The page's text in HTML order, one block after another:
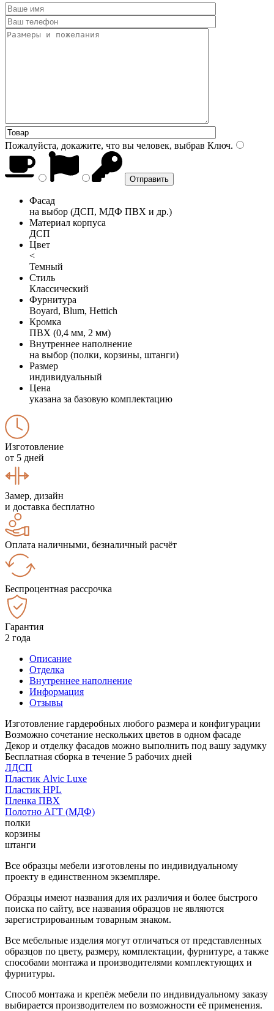
Пожалуйста, докажите, что вы человек, выбрав Ключ.
Фасад
на выбор (ДСП, МДФ ПВХ и др.)
Материал корпуса
ДСП
Цвет
<
Темный
Стиль
Классический
Фурнитура
Boyard, Blum, Hettich
Кромка
ПВХ (0,4 мм, 2 мм)
Внутреннее наполнение
на выбор (полки, корзины, штанги)
Размер
индивидуальный
Цена
указана за базовую комплектацию
Изготовление
от 5 дней
Замер, дизайн
и доставка бесплатно
Оплата наличными, безналичный расчёт
Беспроцентная рассрочка
Гарантия
2 года
Описание
Отделка
Внутреннее наполнение
Информация
Отзывы
Изготовление гардеробных любого размера и конфигурации
Возможно сочетание нескольких цветов в одном фасаде
Декор и отделку фасадов можно выполнить под вашу задумку
Бесплатная сборка в течение 5 рабочих дней
ЛДСП
Пластик Alvic Luxe
Пластик HPL
Пленка ПВХ
Полотно АГТ (МДФ)
полки
корзины
штанги
Все образцы мебели изготовлены по индивидуальному
проекту в единственном экземпляре.
Образцы имеют названия для их различия и более быстрого
поиска по сайту, все названия образцов не являются
зарегистрированным товарным знаком.
Все мебельные изделия могут отличаться от представленных
образцов по цвету, размеру, комплектации, фурнитуре, а также
способами монтажа и производителями комплектующих и
фурнитуры.
Способ монтажа и крепёж мебели по индивидуальному заказу
выбирается производителем по возможности её применения.